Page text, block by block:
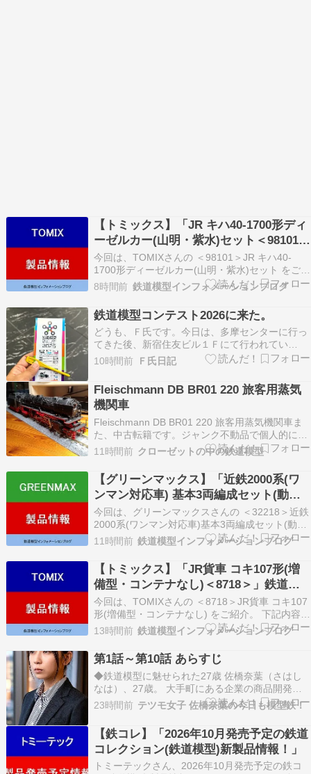
【トミックス】「JR キハ40-1700形ディ
ーゼルカー(山明・紫水)セット＜98101
＞」鉄道模型Nゲージ(26年版)
今回は、TOMIXさんの ＜98101＞JR キハ40-
1700形ディーゼルカー(山明・紫水)セット をご紹
介。 下記内容は2026年更新時点の情報です。 ★
＜98101＞JR キハ40-1700形ディーゼルカー(山
明・紫水)セット AD Yahoo AD Rakuten ＜実…
8時間前 鉄道模型インフォメーションブログ
鉄道模型コンテスト2026に来た。
どうも、Ｆ氏です。今日は、多摩センターに行っ
てきた後、新宿住友ビル１Ｆにて行われてい
る“鉄道模型コンテスト２０２６”に来ました！！
にほんブログ村↑ぜひ、クリックをお願いしま
す！！ https://bit.ly/2NIFfFS↑ YouTubeの鉄道動画
や自分が制作した“ウソ電…
10時間前 Ｆ氏日記
Fleischmann DB BR01 220 旅客用蒸気
機関車
Fleischmann DB BR01 220 旅客用蒸気機関車ま
た、中古転籍です。ジャンク不動品で個人的には
かなりお買い得もう、欧州型は良いかなと思いつ
つ ドイツ国鉄の蒸気なら、このデフ姿はねー通電
はしているけど動かない・・・ジャンクで不動で
すからねさてさて、ジージーなんか音が…
11時間前 クローゼットの中の鉄道模型
【グリーンマックス】「近鉄2000系(ワ
ンマン対応車) 基本3両編成セット(動力
付き) & 増結3両編成セット(動力無し)＜
32218＞＜32219＞」鉄道模型Nゲージ
(26年版)
今回は、グリーンマックスさんの ＜32218＞近鉄
2000系(ワンマン対応車)基本3両編成セット(動力
付き) ＜32219＞近鉄2000系(ワンマン対応車)増
結3両編成セット(動力無し) をご紹介。 下記内容
は2026年更新時点の情報です。 ★＜32218＞近
鉄2000系(ワン…
11時間前 鉄道模型インフォメーションブログ
【トミックス】「JR貨車 コキ107形(増
備型・コンテナなし)＜8718＞」鉄道模
型Nゲージ(26年版)
今回は、TOMIXさんの ＜8718＞JR貨車 コキ107
形(増備型・コンテナなし) をご紹介。 下記内容は
2026年更新時点の情報です。 ★＜8718＞JR貨車
コキ107形(増備型・コンテナなし) AD Yahoo AD
Rakuten ＜実車ガイド＞ コキ50000形の代…
13時間前 鉄道模型インフォメーションブログ
第1話～第10話 あらすじ
◆鉄道模型に魅せられた27歳 佐橋奈葉（さはし
なは）、27歳。 大手町にある企業の商品開発部
門で働く彼女には、大学時代から続くひとつの大
切な趣味がある。 それが鉄道模型だ。 世間では
「テツモ女子」と呼ばれることもあるが、奈葉自
身はそうした呼び名にはこだわらず、純粋にその
世界に魅…
23時間前 テツモ女子 佐橋奈葉の今日も模型鉄！
【鉄コレ】「2026年10月発売予定の鉄道
コレクション(鉄道模型)新製品情報！」
トミーテックさん、2026年10月発売予定の鉄コ